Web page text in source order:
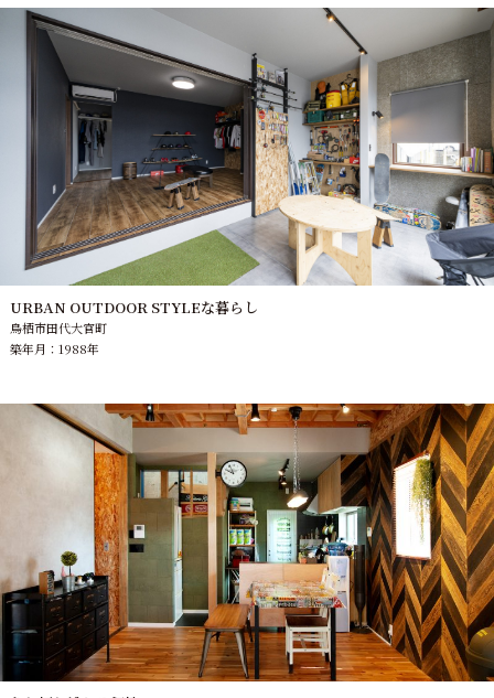
URBAN OUTDOOR STYLEな暮らし
鳥栖市田代大官町
築年月：1988年